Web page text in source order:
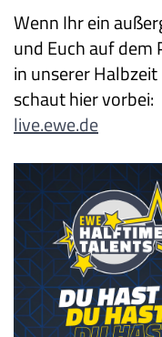
WennIhr ein
und Euch auf dem
in unserer
schaut hier vorbei:
live.ewe.de